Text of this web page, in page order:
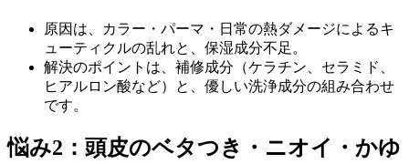
原因は、カラー・パーマ・日常の熱ダメージによるキ
ューティクルの乱れと、保湿成分不足。
解決のポイントは、補修成分（ケラチン、セラミド、
ヒアルロン酸など）と、優しい洗浄成分の組み合わせ
です。
悩み2：頭皮のベタつき・ニオイ・かゆ